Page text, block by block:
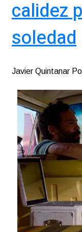
calidez
soledad
Javier Quintanar